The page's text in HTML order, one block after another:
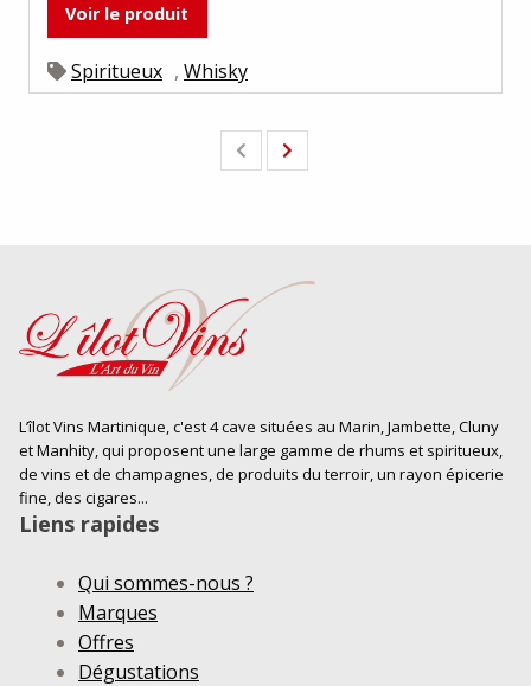
Voir le produit
Spiritueux , Whisky
Previous
page page
L’îlot Vins Martinique, c'est 4 cave situées au Marin, Jambette, Cluny
et Manhity, qui proposent une large gamme de rhums et spiritueux,
de vins et de champagnes, de produits du terroir, un rayon épicerie
fine, des cigares...
Liens rapides
Qui sommes-nous ?
Marques
Offres
Dégustations